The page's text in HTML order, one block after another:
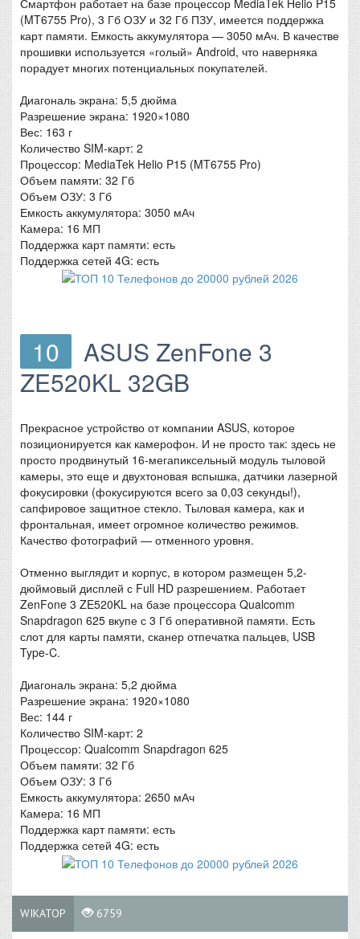
(MT6755 Pro), 3 Гб ОЗУ и 32 Гб ПЗУ, имеется поддержка
карт памяти. Емкость аккумулятора — 3050 мАч. В качестве
прошивки используется «голый» Android, что наверняка
порадует многих потенциальных покупателей.
Диагональ экрана: 5,5 дюйма
Разрешение экрана: 1920×1080
Вес: 163 г
Количество SIM-карт: 2
Процессор: MediaTek Helio P15 (MT6755 Pro)
Объем памяти: 32 Гб
Объем ОЗУ: 3 Гб
Емкость аккумулятора: 3050 мАч
Камера: 16 МП
Поддержка карт памяти: есть
Поддержка сетей 4G: есть
10
ASUS ZenFone 3
ZE520KL 32GB
Прекрасное устройство от компании ASUS, которое
позиционируется как камерофон. И не просто так: здесь не
просто продвинутый 16-мегапиксельный модуль тыловой
камеры, это еще и двухтоновая вспышка, датчики лазерной
фокусировки (фокусируются всего за 0,03 секунды!),
сапфировое защитное стекло. Тыловая камера, как и
фронтальная, имеет огромное количество режимов.
Качество фотографий — отменного уровня.
Отменно выглядит и корпус, в котором размещен 5,2-
дюймовый дисплей с Full HD разрешением. Работает
ZenFone 3 ZE520KL на базе процессора Qualcomm
Snapdragon 625 вкупе с 3 Гб оперативной памяти. Есть
слот для карты памяти, сканер отпечатка пальцев, USB
Type-C.
Диагональ экрана: 5,2 дюйма
Разрешение экрана: 1920×1080
Вес: 144 г
Количество SIM-карт: 2
Процессор: Qualcomm Snapdragon 625
Объем памяти: 32 Гб
Объем ОЗУ: 3 Гб
Емкость аккумулятора: 2650 мАч
Камера: 16 МП
Поддержка карт памяти: есть
Поддержка сетей 4G: есть
WIKATOP 6759